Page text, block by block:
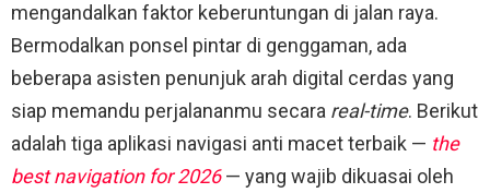
mengandalkan faktor keberuntungan di jalan raya.
Bermodalkan ponsel pintar di genggaman, ada
beberapa asisten penunjuk arah digital cerdas yang
siap memandu perjalananmu secara real-time. Berikut
adalah tiga aplikasi navigasi anti macet terbaik — the
best navigation for 2026— yang wajib dikuasai oleh